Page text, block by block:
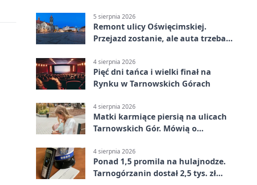
5 sierpnia 2026
Remont ulicy Oświęcimskiej.
Przejazd zostanie, ale auta trzeba
4 sierpnia 2026
Pięć dni tańca i wielki finał na
Rynku w Tarnowskich Górach
4 sierpnia 2026
Matki karmiące piersią na ulicach
Tarnowskich Gór. Mówią o
4 sierpnia 2026
Ponad 1,5 promila na hulajnodze.
Tarnogórzanin dostał 2,5 tys. zł